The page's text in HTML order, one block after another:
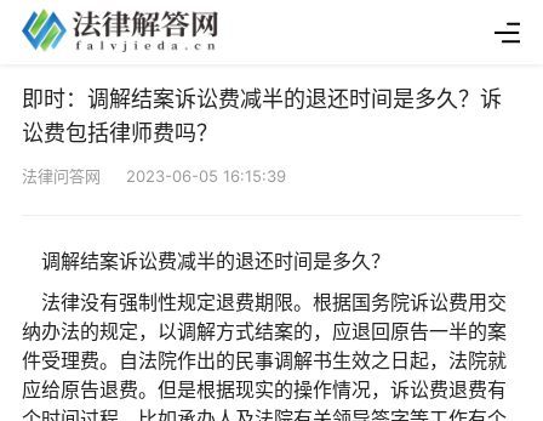
即时：调解结案诉讼费减半的退还时间是多久？诉
讼费包括律师费吗？
法律问答网 2023-06-05 16:15:39
调解结案诉讼费减半的退还时间是多久？
法律没有强制性规定退费期限。根据国务院诉讼费用交
纳办法的规定，以调解方式结案的，应退回原告一半的案
件受理费。自法院作出的民事调解书生效之日起，法院就
应给原告退费。但是根据现实的操作情况，诉讼费退费有